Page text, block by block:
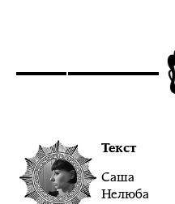
Текст
Саша
Нелюба